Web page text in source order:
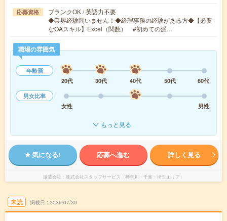
応募資格
ブランクOK / 英語力不要
◆業界経験問いません！◆経理事務の経験がある方◆【必要
なOAスキル】Excel（関数） #初めての派…
職場の雰囲気
年齢層
20代
30代 40代 50代
60代
男女比率
女性
男性
もっと見る
気になる! 応募へ進む 詳しく見る
派遣会社 株式会社スタッフサービス（神奈川・千葉・埼玉エリア）
未読 掲載日 2026/07/30